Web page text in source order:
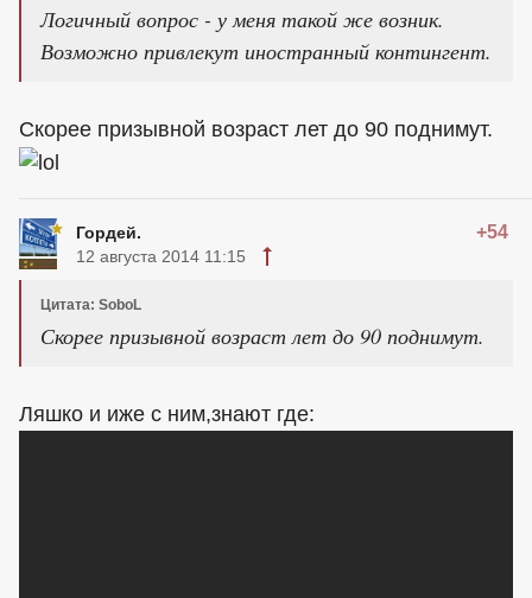
Логичный вопрос - у меня такой же возник.
Возможно привлекут иностранный контингент.
Скорее призывной возраст лет до 90 поднимут.
Гордей. +54
12 августа 2014 11:15
Цитата: SoboL
Скорее призывной возраст лет до 90 поднимут.
Ляшко и иже с ним,знают где: